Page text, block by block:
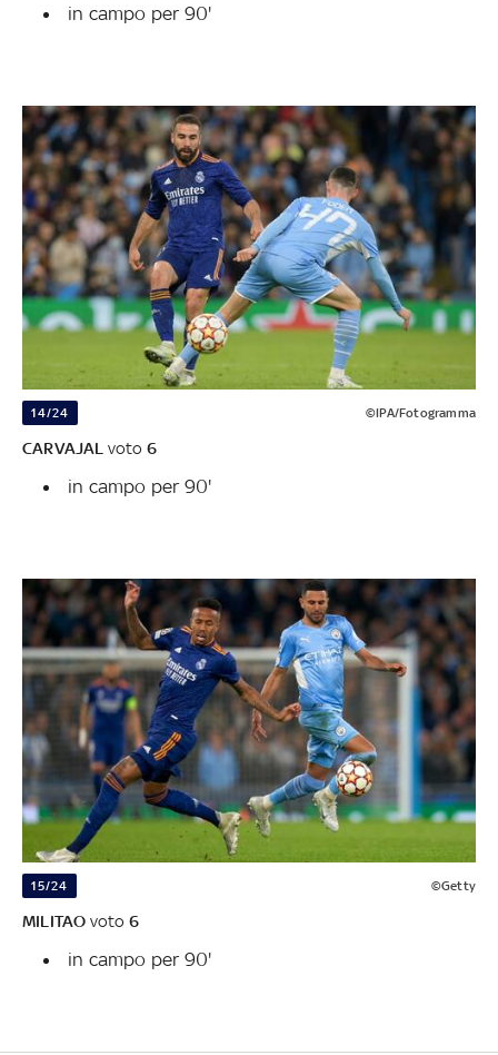
in campo per 90'
14/24 ©IPA/Fotogramma
CARVAJAL voto 6
in campo per 90'
15/24 ©Getty
MILITAO voto 6
in campo per 90'